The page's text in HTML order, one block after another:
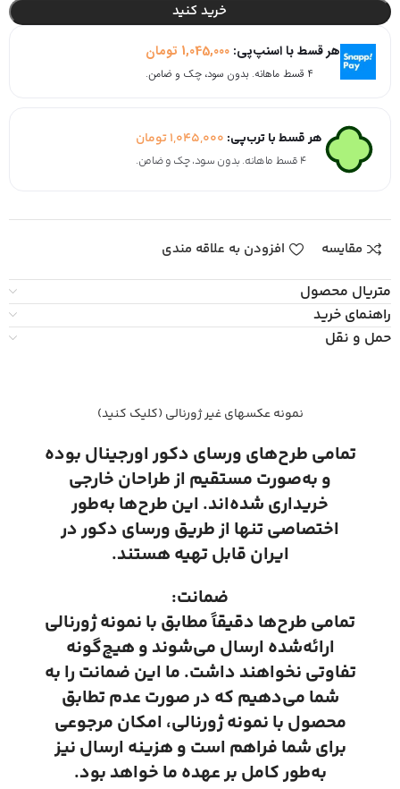
خرید کنید
هر قسط با اسنپ‌پی:1,045,000 تومان
۴ قسط ماهانه. بدون سود، چک و ضامن.
هر قسط با ترب‌پی: 1,045,000تومان
۴ قسط ماهانه. بدون سود، چک و ضامن.
مقایسه افزودن به علاقه مندی
متریال محصول
راهنمای خرید
حمل و نقل
نمونه عکسهای غیر ژورنالی (کلیک کنید)
تمامی طرح‌های ورسای دکور اورجینال بوده
و به‌صورت مستقیم از طراحان خارجی
خریداری شده‌اند. این طرح‌ها به‌طور
اختصاصی تنها از طریق ورسای دکور در
ایران قابل تهیه هستند.
ضمانت:
تمامی طرح‌ها دقیقاً مطابق با نمونه ژورنالی
ارائه‌شده ارسال می‌شوند و هیچ‌گونه
تفاوتی نخواهند داشت. ما این ضمانت را به
شما می‌دهیم که در صورت عدم تطابق
محصول با نمونه ژورنالی، امکان مرجوعی
برای شما فراهم است و هزینه ارسال نیز
به‌طور کامل بر عهده ما خواهد بود.